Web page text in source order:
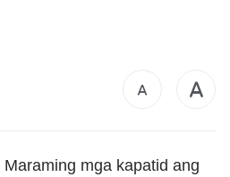
Maraming mga kapatid ang